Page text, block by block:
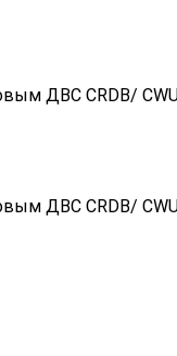
ДВС CRDB/
ДВС CRDB/